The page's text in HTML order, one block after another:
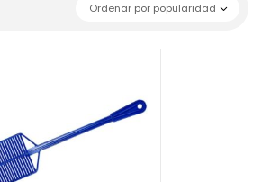
Ordenar por popularidad